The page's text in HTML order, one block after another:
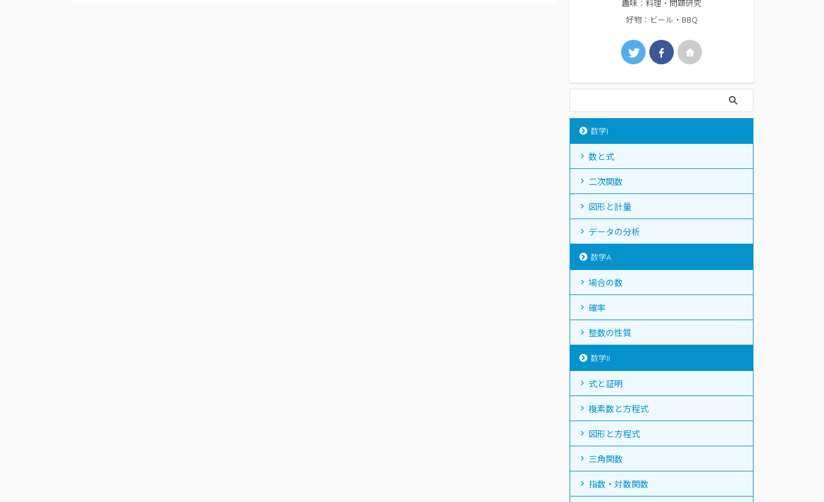
趣味：料理・問題研究
好物：ビール・BBQ
数学I
数と式
二次関数
図形と計量
データの分析
数学A
場合の数
確率
整数の性質
数学II
式と証明
複素数と方程式
図形と方程式
三角関数
指数・対数関数